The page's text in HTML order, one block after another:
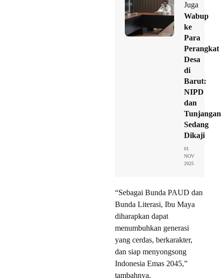
Juga
Wabup
ke
Para
Perangkat
Desa
di
Barut:
NIPD
dan
Tunjangan
Sedang
Dikaji
01
NOV
2025
“Sebagai Bunda PAUD dan
Bunda Literasi, Ibu Maya
diharapkan dapat
menumbuhkan generasi
yang cerdas, berkarakter,
dan siap menyongsong
Indonesia Emas 2045,”
tambahnya.